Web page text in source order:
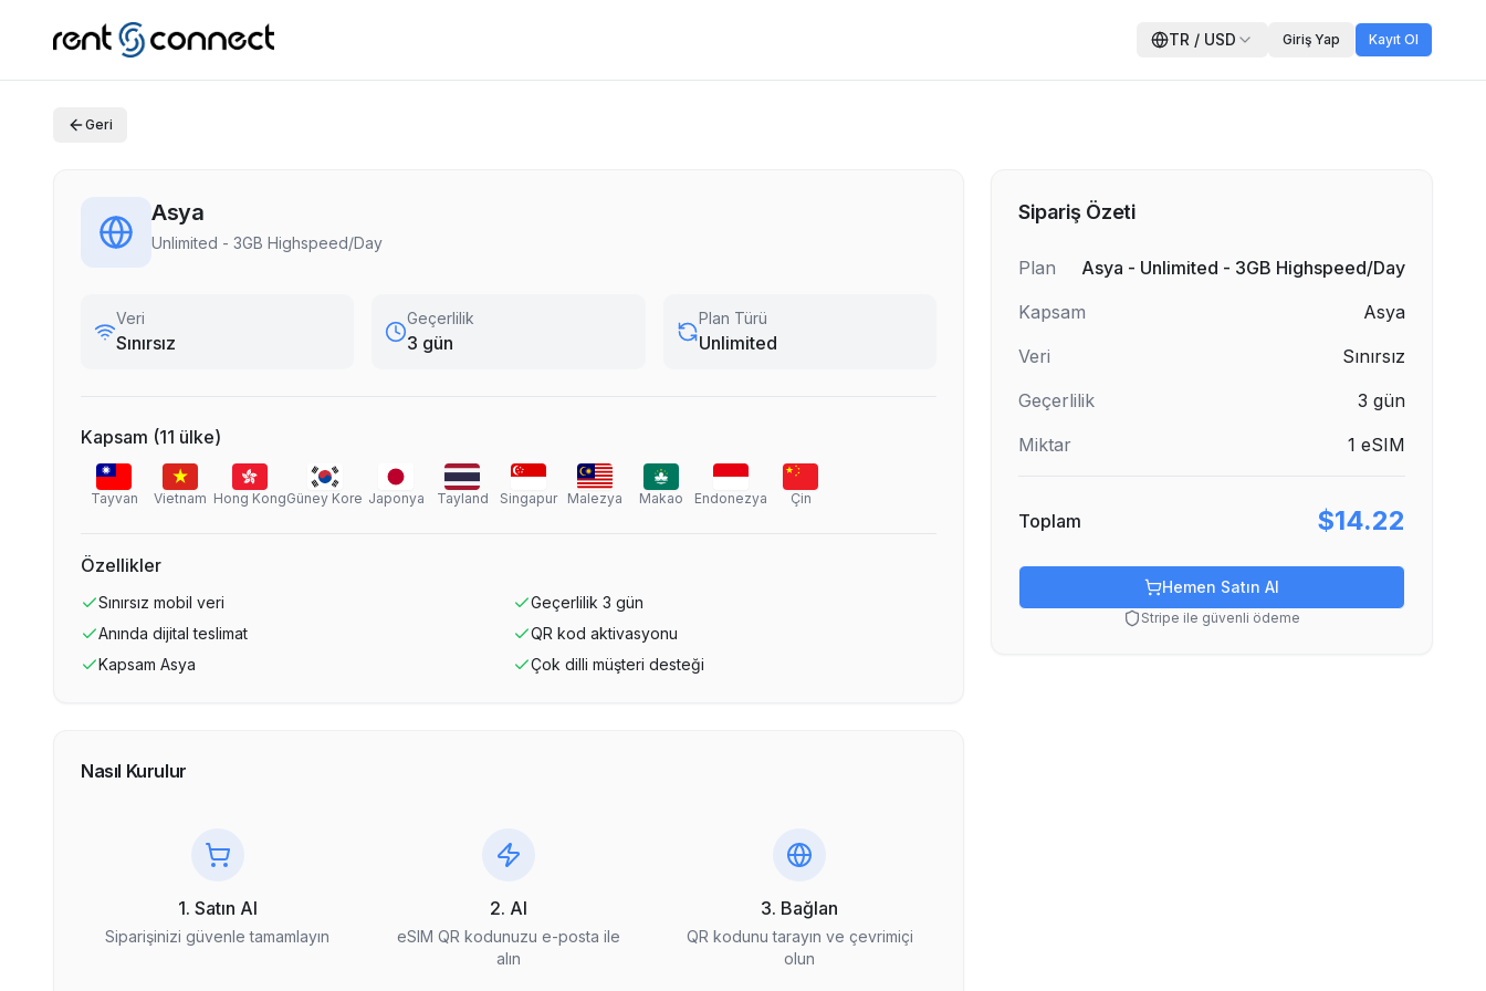
TR / USD Giriş Yap Kayıt Ol
Geri
Asya
Unlimited - 3GB Highspeed/Day
Veri
Sınırsız
Geçerlilik
3 gün
Plan Türü
Unlimited
Kapsam (11 ülke)
Tayvan Vietnam Hong KongGüney Kore Japonya Tayland Singapur Malezya Makao Endonezya Çin
Özellikler
Sınırsız mobil veri Geçerlilik 3 gün
Anında dijital teslimat
QR kod aktivasyonu
Kapsam Asya Çok dilli müşteri desteği
Nasıl Kurulur
1. Satın Al
Siparişinizi güvenle tamamlayın
2. Al
eSIM QR kodunuzu e-posta ile
alın
3. Bağlan
QR kodunu tarayın ve çevrimiçi
olun
Sipariş Özeti
Plan
Asya - Unlimited - 3GB Highspeed/Day
Kapsam
Asya
Veri
Sınırsız
Geçerlilik
3 gün
Miktar
1 eSIM
Toplam $14.22
Hemen Satın Al
Stripe ile güvenli ödeme